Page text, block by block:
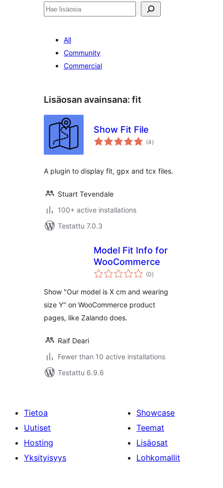
Etsi
All
Community
Commercial
Lisäosan avainsana: fit
Show Fit File
(4arvosanat
yhteensä
)
A plugin to display fit, gpx and tcx files.
Stuart Tevendale
100+ active installations
Testattu 7.0.3
Model Fit Info for
WooCommerce
(0arvosanat
yhteensä
)
Show "Our model is X cm and wearing
size Y" on WooCommerce product
pages, like Zalando does.
Raif Deari
Fewer than 10 active installations
Testattu 6.9.6
Tietoa
Uutiset
Hosting
Yksityisyys
Showcase
Teemat
Lisäosat
Lohkomallit